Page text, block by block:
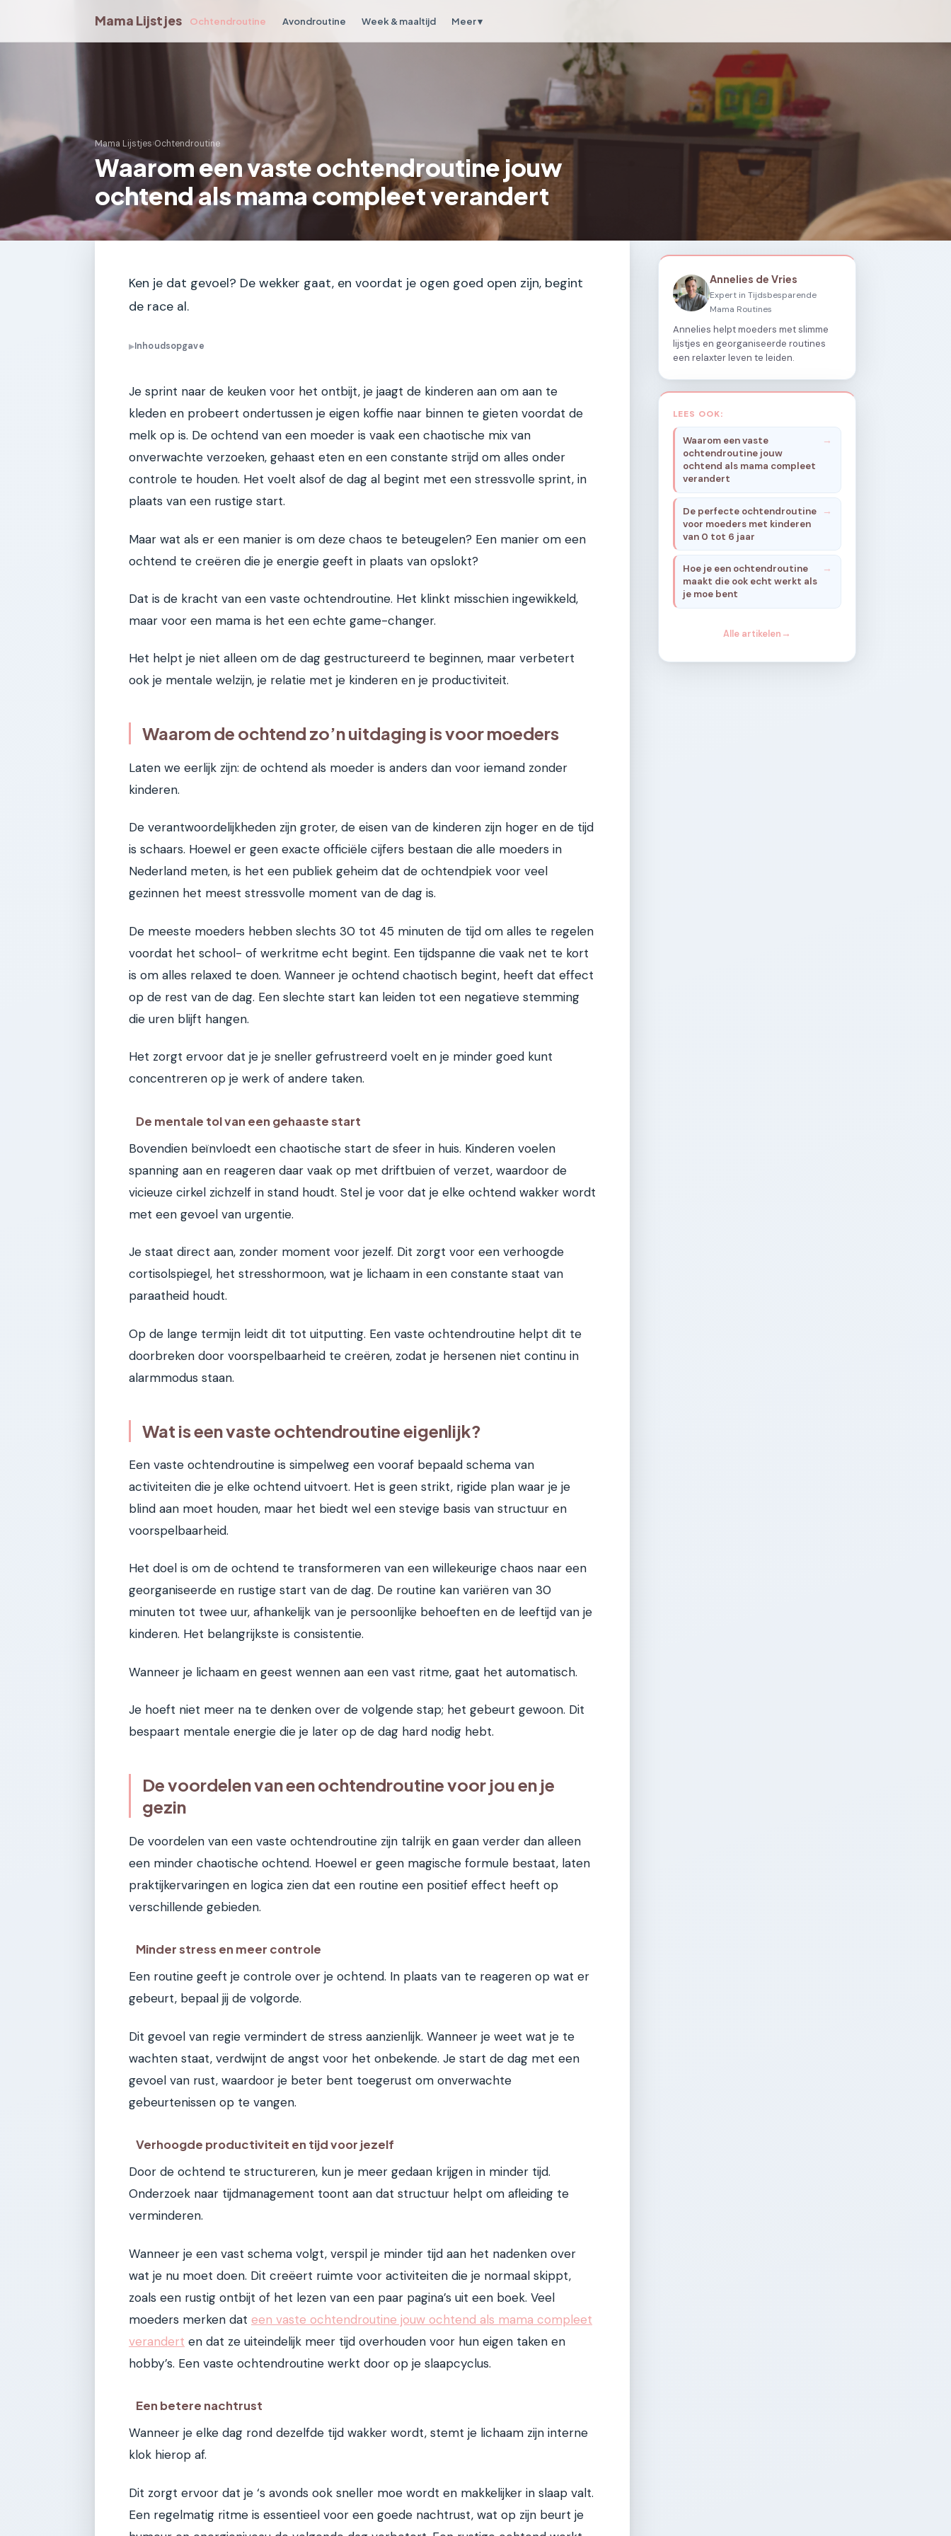
Mama Lijstjes Ochtendroutine Avondroutine Week & maaltijd Meer ▾
Mama Lijstjes›Ochtendroutine
Waarom een vaste ochtendroutine jouw
ochtend als mama compleet verandert
Ken je dat gevoel? De wekker gaat, en voordat je ogen goed open zijn, begint
de race al.
▶Inhoudsopgave
Je sprint naar de keuken voor het ontbijt, je jaagt de kinderen aan om aan te
kleden en probeert ondertussen je eigen koffie naar binnen te gieten voordat de
melk op is. De ochtend van een moeder is vaak een chaotische mix van
onverwachte verzoeken, gehaast eten en een constante strijd om alles onder
controle te houden. Het voelt alsof de dag al begint met een stressvolle sprint, in
plaats van een rustige start.
Maar wat als er een manier is om deze chaos te beteugelen? Een manier om een
ochtend te creëren die je energie geeft in plaats van opslokt?
Dat is de kracht van een vaste ochtendroutine. Het klinkt misschien ingewikkeld,
maar voor een mama is het een echte game-changer.
Het helpt je niet alleen om de dag gestructureerd te beginnen, maar verbetert
ook je mentale welzijn, je relatie met je kinderen en je productiviteit.
Waarom de ochtend zo’n uitdaging is voor moeders
Laten we eerlijk zijn: de ochtend als moeder is anders dan voor iemand zonder
kinderen.
De verantwoordelijkheden zijn groter, de eisen van de kinderen zijn hoger en de tijd
is schaars. Hoewel er geen exacte officiële cijfers bestaan die alle moeders in
Nederland meten, is het een publiek geheim dat de ochtendpiek voor veel
gezinnen het meest stressvolle moment van de dag is.
De meeste moeders hebben slechts 30 tot 45 minuten de tijd om alles te regelen
voordat het school- of werkritme echt begint. Een tijdspanne die vaak net te kort
is om alles relaxed te doen. Wanneer je ochtend chaotisch begint, heeft dat effect
op de rest van de dag. Een slechte start kan leiden tot een negatieve stemming
die uren blijft hangen.
Het zorgt ervoor dat je je sneller gefrustreerd voelt en je minder goed kunt
concentreren op je werk of andere taken.
De mentale tol van een gehaaste start
Bovendien beïnvloedt een chaotische start de sfeer in huis. Kinderen voelen
spanning aan en reageren daar vaak op met driftbuien of verzet, waardoor de
vicieuze cirkel zichzelf in stand houdt. Stel je voor dat je elke ochtend wakker wordt
met een gevoel van urgentie.
Je staat direct aan, zonder moment voor jezelf. Dit zorgt voor een verhoogde
cortisolspiegel, het stresshormoon, wat je lichaam in een constante staat van
paraatheid houdt.
Op de lange termijn leidt dit tot uitputting. Een vaste ochtendroutine helpt dit te
doorbreken door voorspelbaarheid te creëren, zodat je hersenen niet continu in
alarmmodus staan.
Wat is een vaste ochtendroutine eigenlijk?
Een vaste ochtendroutine is simpelweg een vooraf bepaald schema van
activiteiten die je elke ochtend uitvoert. Het is geen strikt, rigide plan waar je je
blind aan moet houden, maar het biedt wel een stevige basis van structuur en
voorspelbaarheid.
Het doel is om de ochtend te transformeren van een willekeurige chaos naar een
georganiseerde en rustige start van de dag. De routine kan variëren van 30
minuten tot twee uur, afhankelijk van je persoonlijke behoeften en de leeftijd van je
kinderen. Het belangrijkste is consistentie.
Wanneer je lichaam en geest wennen aan een vast ritme, gaat het automatisch.
Je hoeft niet meer na te denken over de volgende stap; het gebeurt gewoon. Dit
bespaart mentale energie die je later op de dag hard nodig hebt.
De voordelen van een ochtendroutine voor jou en je
gezin
De voordelen van een vaste ochtendroutine zijn talrijk en gaan verder dan alleen
een minder chaotische ochtend. Hoewel er geen magische formule bestaat, laten
praktijkervaringen en logica zien dat een routine een positief effect heeft op
verschillende gebieden.
Minder stress en meer controle
Een routine geeft je controle over je ochtend. In plaats van te reageren op wat er
gebeurt, bepaal jij de volgorde.
Dit gevoel van regie vermindert de stress aanzienlijk. Wanneer je weet wat je te
wachten staat, verdwijnt de angst voor het onbekende. Je start de dag met een
gevoel van rust, waardoor je beter bent toegerust om onverwachte
gebeurtenissen op te vangen.
Verhoogde productiviteit en tijd voor jezelf
Door de ochtend te structureren, kun je meer gedaan krijgen in minder tijd.
Onderzoek naar tijdmanagement toont aan dat structuur helpt om afleiding te
verminderen.
Wanneer je een vast schema volgt, verspil je minder tijd aan het nadenken over
wat je nu moet doen. Dit creëert ruimte voor activiteiten die je normaal skippt,
zoals een rustig ontbijt of het lezen van een paar pagina’s uit een boek. Veel
moeders merken dat een vaste ochtendroutine jouw ochtend als mama compleet
verandert en dat ze uiteindelijk meer tijd overhouden voor hun eigen taken en
hobby’s. Een vaste ochtendroutine werkt door op je slaapcyclus.
Een betere nachtrust
Wanneer je elke dag rond dezelfde tijd wakker wordt, stemt je lichaam zijn interne
klok hierop af.
Dit zorgt ervoor dat je ‘s avonds ook sneller moe wordt en makkelijker in slaap valt.
Een regelmatig ritme is essentieel voor een goede nachtrust, wat op zijn beurt je
Annelies de Vries
Expert in Tijdsbesparende
Mama Routines
Annelies helpt moeders met slimme
lijstjes en georganiseerde routines
een relaxter leven te leiden.
LEES OOK:
Waarom een vaste
ochtendroutine jouw
ochtend als mama compleet
verandert
De perfecte ochtendroutine
voor moeders met kinderen
van 0 tot 6 jaar
Hoe je een ochtendroutine
maakt die ook echt werkt als
je moe bent
Alle artikelen